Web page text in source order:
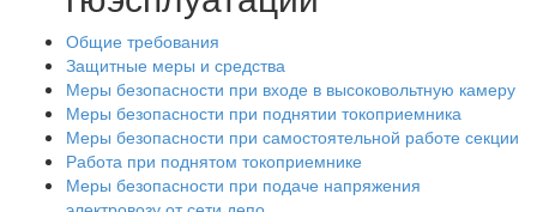
Общие требования
Защитные меры и средства
Меры безопасности при входе в высоковольтную камеру
Меры безопасности при поднятии токоприемника
Меры безопасности при самостоятельной работе секции
Работа при поднятом токоприемнике
Меры безопасности при подаче напряжения